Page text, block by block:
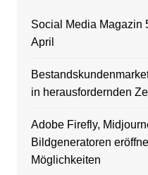
Social Media Magazin
April
in herausfordernden
Adobe Firefly,
Bildgeneratoren
Möglichkeiten